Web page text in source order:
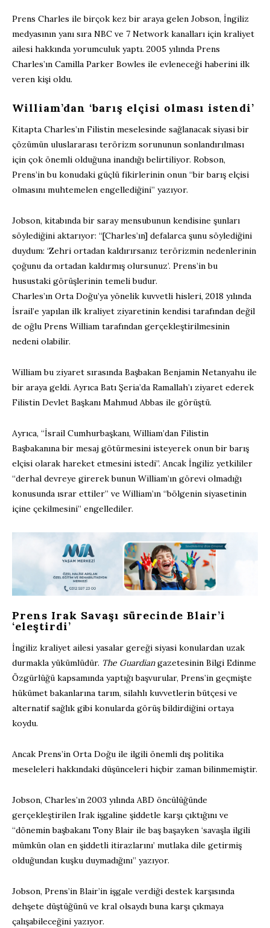
Prens Charles ile birçok kez bir araya gelen Jobson, İngiliz
medyasının yanı sıra NBC ve 7 Network kanalları için kraliyet
ailesi hakkında yorumculuk yaptı. 2005 yılında Prens
Charles’ın Camilla Parker Bowles ile evleneceği haberini ilk
veren kişi oldu.
William’dan ‘barış elçisi olması istendi’
Kitapta Charles’ın Filistin meselesinde sağlanacak siyasi bir
çözümün uluslararası terörizm sorununun sonlandırılması
için çok önemli olduğuna inandığı belirtiliyor. Robson,
Prens’in bu konudaki güçlü fikirlerinin onun “bir barış elçisi
olmasını muhtemelen engellediğini” yazıyor.
Jobson, kitabında bir saray mensubunun kendisine şunları
söylediğini aktarıyor: “[Charles’ın] defalarca şunu söylediğini
duydum: ‘Zehri ortadan kaldırırsanız terörizmin nedenlerinin
çoğunu da ortadan kaldırmış olursunuz’. Prens’in bu
husustaki görüşlerinin temeli budur.
Charles’ın Orta Doğu’ya yönelik kuvvetli hisleri, 2018 yılında
İsrail’e yapılan ilk kraliyet ziyaretinin kendisi tarafından değil
de oğlu Prens William tarafından gerçekleştirilmesinin
nedeni olabilir.
William bu ziyaret sırasında Başbakan Benjamin Netanyahu ile
bir araya geldi. Ayrıca Batı Şeria’da Ramallah’ı ziyaret ederek
Filistin Devlet Başkanı Mahmud Abbas ile görüştü.
Ayrıca, “İsrail Cumhurbaşkanı, William’dan Filistin
Başbakanına bir mesaj götürmesini isteyerek onun bir barış
elçisi olarak hareket etmesini istedi”. Ancak İngiliz yetkililer
“derhal devreye girerek bunun William’ın görevi olmadığı
konusunda ısrar ettiler” ve William’ın “bölgenin siyasetinin
içine çekilmesini” engellediler.
Prens Irak Savaşı sürecinde Blair’i
‘eleştirdi’
İngiliz kraliyet ailesi yasalar gereği siyasi konulardan uzak
durmakla yükümlüdür. The Guardiangazetesinin Bilgi Edinme
Özgürlüğü kapsamında yaptığı başvurular, Prens’in geçmişte
hükümet bakanlarına tarım, silahlı kuvvetlerin bütçesi ve
alternatif sağlık gibi konularda görüş bildirdiğini ortaya
koydu.
Ancak Prens’in Orta Doğu ile ilgili önemli dış politika
meseleleri hakkındaki düşünceleri hiçbir zaman bilinmemiştir.
Jobson, Charles’ın 2003 yılında ABD öncülüğünde
gerçekleştirilen Irak işgaline şiddetle karşı çıktığını ve
“dönemin başbakanı Tony Blair ile baş başayken ‘savaşla ilgili
mümkün olan en şiddetli itirazlarını’ mutlaka dile getirmiş
olduğundan kuşku duymadığını” yazıyor.
Jobson, Prens’in Blair’in işgale verdiği destek karşısında
dehşete düştüğünü ve kral olsaydı buna karşı çıkmaya
çalışabileceğini yazıyor.